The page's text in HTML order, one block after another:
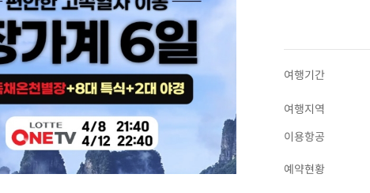
여행기간
여행지역
이용항공
예약현황